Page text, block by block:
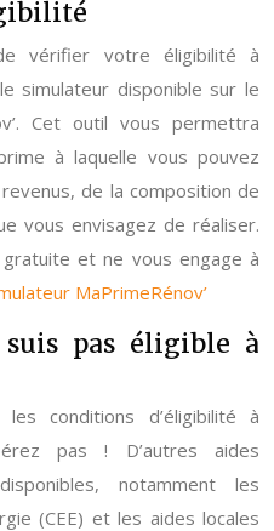
vérifier votre éligibilité à
simulateur disponible sur le
Cet outil vous permettra
à laquelle vous pouvez
de la composition de
vous envisagez de réaliser.
gratuite et ne vous engage à
MaPrimeRénov’
pas éligible à
conditions d’éligibilité à
pas ! D’autres aides
notamment les
(CEE) et les aides locales